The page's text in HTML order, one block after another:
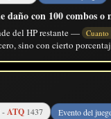
daño con 100 combos o
del HP restante — Cuanto
sino con cierto
-ATQ 1437 Evento del